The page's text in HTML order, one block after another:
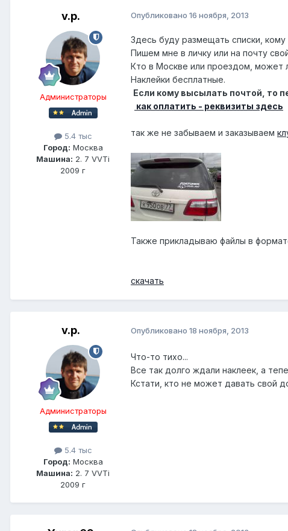
v.p.
Администраторы
5.4 тыс
Город: Москва
Машина: 2. 7 VVTi
2009 г
Опубликовано 16 ноября, 2013
Здесь буду размещать списки, кому
Пишем мне в личку или на почту
Кто в Москве или проездом, может
Наклейки бесплатные.
Если кому высылать почтой, то
как оплатить - реквизиты здесь
так же не забываем и заказываем
Также прикладываю файлы в
скачать
v.p.
Администраторы
5.4 тыс
Город: Москва
Машина: 2. 7 VVTi
2009 г
Опубликовано 18 ноября, 2013
Что-то тихо...
Все так долго ждали наклеек, а
Кстати, кто не может давать свой